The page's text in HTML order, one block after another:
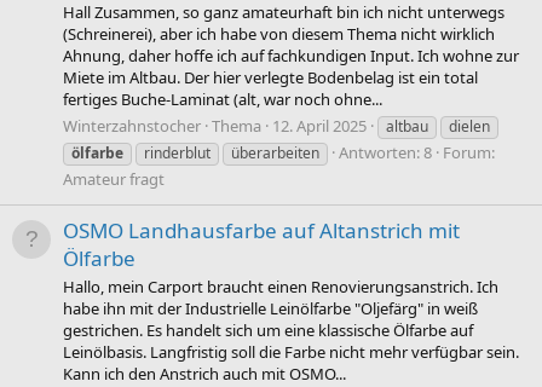
Hall Zusammen, so ganz amateurhaft bin ich nicht unterwegs
(Schreinerei), aber ich habe von diesem Thema nicht wirklich
Ahnung, daher hoffe ich auf fachkundigen Input. Ich wohne zur
Miete im Altbau. Der hier verlegte Bodenbelag ist ein total
fertiges Buche-Laminat (alt, war noch ohne...
Winterzahnstocher Thema 12. April 2025 altbau
dielen
ölfarbe
rinderblut überarbeiten Antworten: 8 Forum:
Amateur fragt
OSMO Landhausfarbe auf Altanstrich mit
Ölfarbe
Hallo, mein Carport braucht einen Renovierungsanstrich. Ich
habe ihn mit der Industrielle Leinölfarbe "Oljefärg" in weiß
gestrichen. Es handelt sich um eine klassische Ölfarbe auf
Leinölbasis. Langfristig soll die Farbe nicht mehr verfügbar sein.
Kann ich den Anstrich auch mit OSMO...